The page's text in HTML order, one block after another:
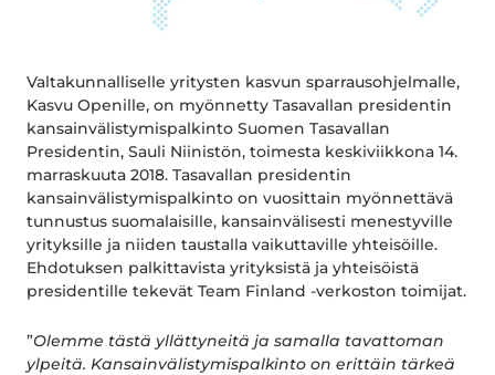
Valtakunnalliselle yritysten kasvun sparrausohjelmalle,
Kasvu Openille, on myönnetty Tasavallan presidentin
kansainvälistymispalkinto Suomen Tasavallan
Presidentin, Sauli Niinistön, toimesta keskiviikkona 14.
marraskuuta 2018. Tasavallan presidentin
kansainvälistymispalkinto on vuosittain myönnettävä
tunnustus suomalaisille, kansainvälisesti menestyville
yrityksille ja niiden taustalla vaikuttaville yhteisöille.
Ehdotuksen palkittavista yrityksistä ja yhteisöistä
presidentille tekevät Team Finland -verkoston toimijat.
”Olemme tästä yllättyneitä ja samalla tavattoman
ylpeitä. Kansainvälistymispalkinto on erittäin tärkeä